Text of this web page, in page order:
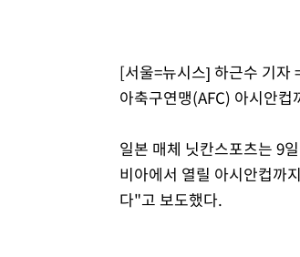
[서울=뉴시스] 하근수 기자
아축구연맹(AFC) 아시안컵
일본 매체 닛칸스포츠는 9
비아에서 열릴 아시안컵까
다"고 보도했다.